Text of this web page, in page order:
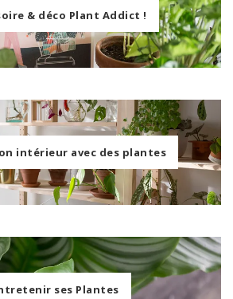
& déco Plant Addict !
intérieur avec des plantes
ses Plantes